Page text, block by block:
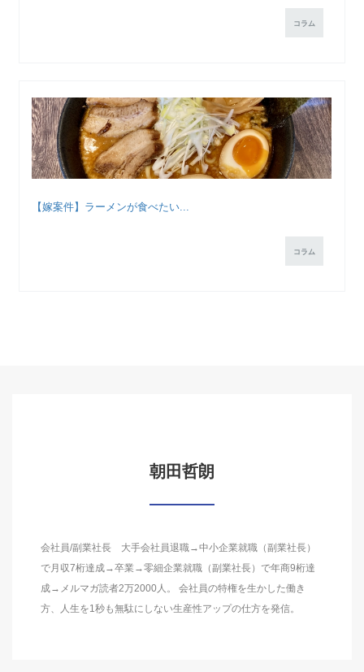
コラム
【嫁案件】ラーメンが食べたい...
コラム
朝田哲朗
会社員/副業社長 大手会社員退職→中小企業就職（副業社長）
で月収7桁達成→卒業→零細企業就職（副業社長）で年商9桁達
成→メルマガ読者2万2000人。 会社員の特権を生かした働き
方、人生を1秒も無駄にしない生産性アップの仕方を発信。